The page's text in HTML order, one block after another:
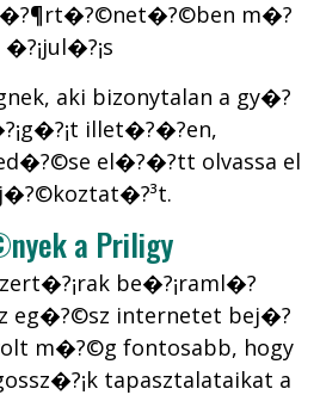
m�?
aki bizonytalan a gy�?
illet�?�?en,
el�?�?tt olvassa el
a Priligy
be�?¡raml�?
eg�?©sz internetet bej�?
m�?©g fontosabb, hogy
tapasztalataikat a